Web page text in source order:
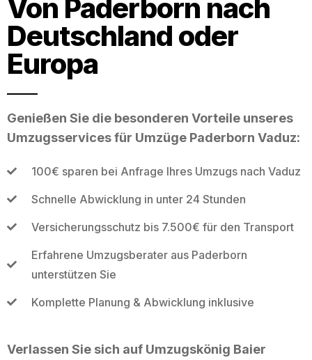
Von Paderborn nach
Deutschland oder
Europa
Genießen Sie die besonderen Vorteile unseres
Umzugsservices für Umzüge Paderborn Vaduz:
100€ sparen bei Anfrage Ihres Umzugs nach Vaduz
Schnelle Abwicklung in unter 24 Stunden
Versicherungsschutz bis 7.500€ für den Transport
Erfahrene Umzugsberater aus Paderborn
unterstützen Sie
Komplette Planung & Abwicklung inklusive
Verlassen Sie sich auf Umzugskönig Baier